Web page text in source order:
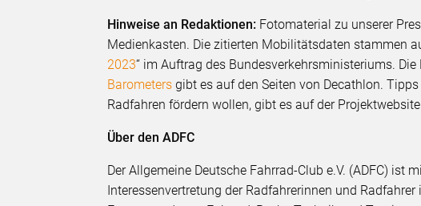
Hinweise an Redaktionen: Fotomaterial zu unserer
Medienkasten. Die zitierten Mobilitätsdaten stammen
2023“ im Auftrag des Bundesverkehrsministeriums.
Barometers gibt es auf den Seiten von Decathlon.
Radfahren fördern wollen, gibt es auf der Projektwebsite
Über den ADFC
Der Allgemeine Deutsche Fahrrad-Club e.V. (ADFC) ist
Interessenvertretung der Radfahrerinnen und